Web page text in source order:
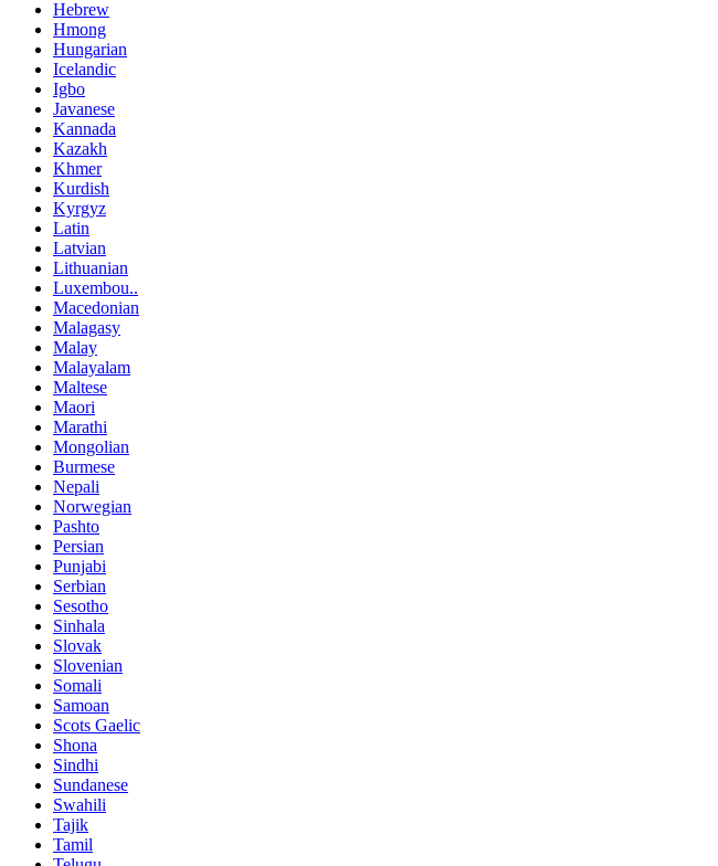
Hebrew
Hmong
Hungarian
Icelandic
Igbo
Javanese
Kannada
Kazakh
Khmer
Kurdish
Kyrgyz
Latin
Latvian
Lithuanian
Luxembou..
Macedonian
Malagasy
Malay
Malayalam
Maltese
Maori
Marathi
Mongolian
Burmese
Nepali
Norwegian
Pashto
Persian
Punjabi
Serbian
Sesotho
Sinhala
Slovak
Slovenian
Somali
Samoan
Scots Gaelic
Shona
Sindhi
Sundanese
Swahili
Tajik
Tamil